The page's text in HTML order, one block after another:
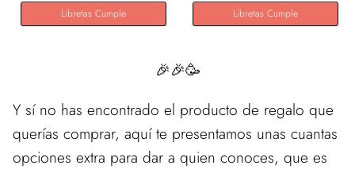
Libretas Cumple Libretas Cumple
🎉🎉🥳
Y sí no has encontrado el producto de regalo que
querías comprar, aquí te presentamos unas cuantas
opciones extra para dar a quien conoces, que es